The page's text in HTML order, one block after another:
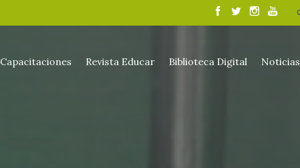
Capacitaciones Revista Educar Biblioteca Digital Noticias